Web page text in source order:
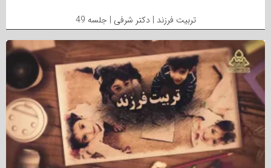
تربیت فرزند | دکتر شرفی | جلسه 49